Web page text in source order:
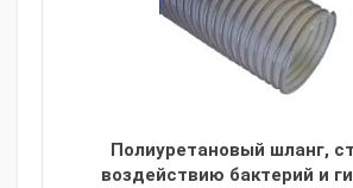
Полиуретановый шланг,
воздействию бактерий и